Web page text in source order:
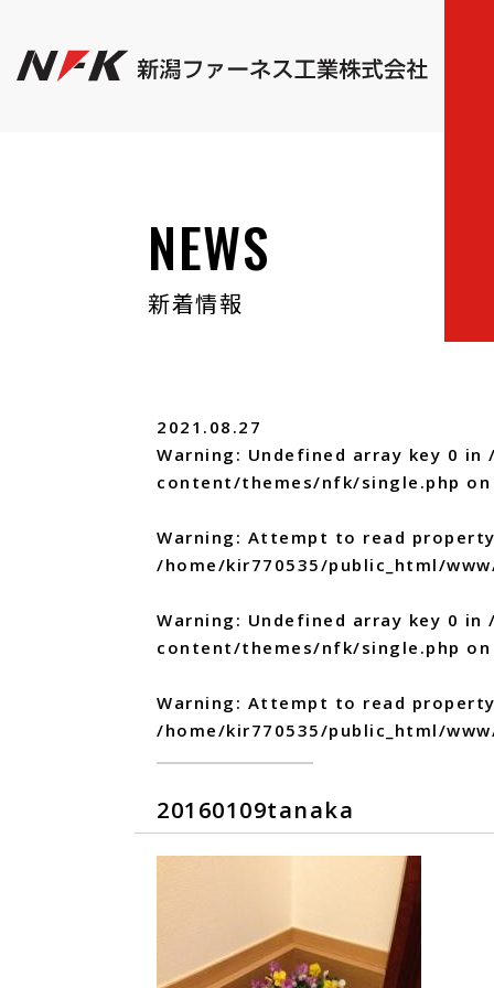
NEWS
新着情報
2021.08.27
Warning : Undefined array key 0 in
content/themes/nfk/single.php
Warning : Attempt to read
/home/kir770535/public_html/
Warning : Undefined array key 0 in
content/themes/nfk/single.php
Warning : Attempt to read
/home/kir770535/public_html/
20160109tanaka